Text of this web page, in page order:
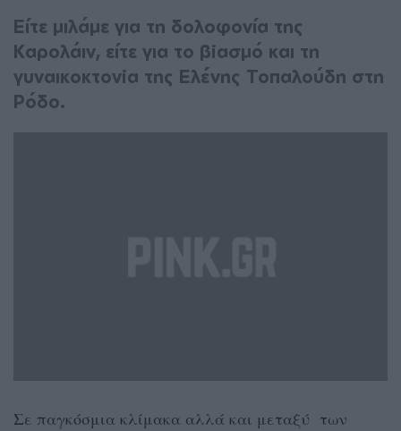
Είτε μιλάμε για τη δολοφονία της
Καρολάιν, είτε για το βiασμό και τη
γυναικοκτονiα της Ελένης Τοπαλούδη στη
Ρόδο.
Σε παγκόσμια κλίμακα αλλά και μεταξύ των